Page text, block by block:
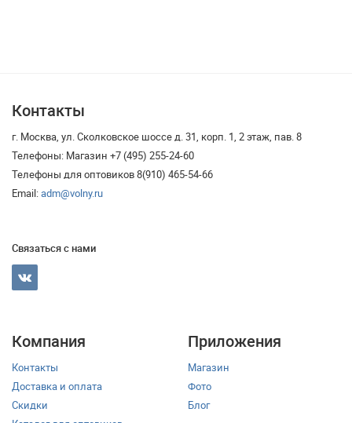
Контакты
г. Москва, ул. Сколковское шоссе д. 31, корп. 1, 2 этаж, пав. 8
Телефоны: Магазин +7 (495) 255-24-60
Телефоны для оптовиков 8(910) 465-54-66
Email:adm@volny.ru
Связаться с нами
Компания
Контакты
Доставка и оплата
Скидки
Приложения
Магазин
Фото
Блог